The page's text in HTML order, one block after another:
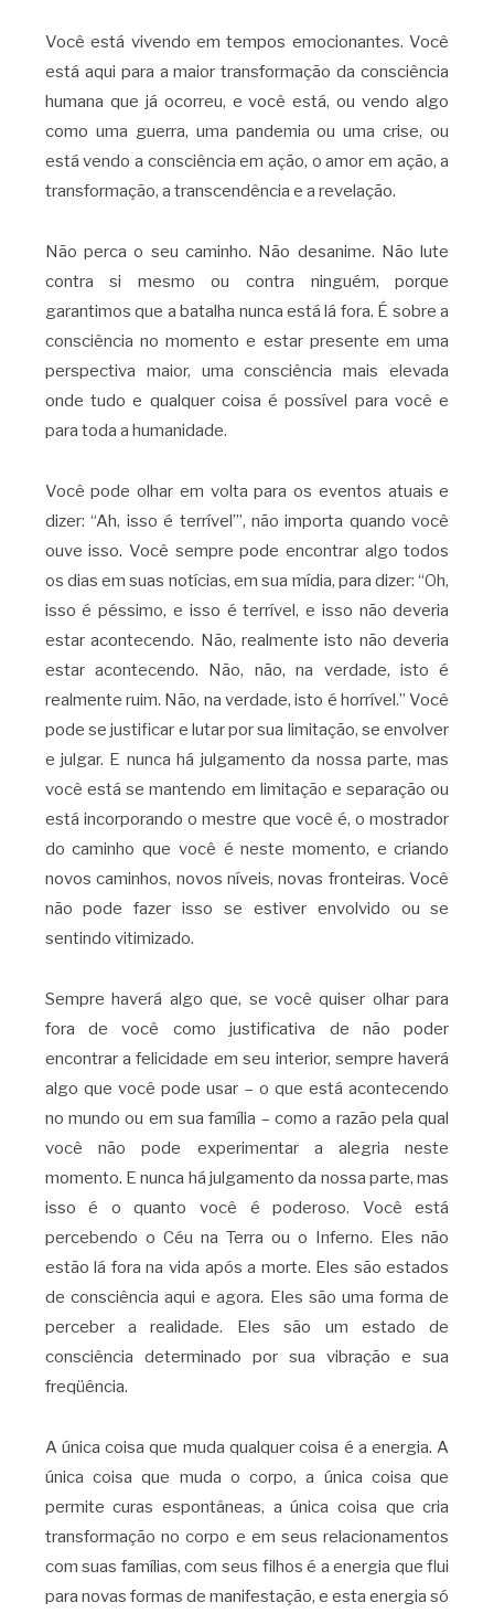
Você está vivendo em tempos emocionantes. Você
está aqui para a maior transformação da consciência
humana que já ocorreu, e você está, ou vendo algo
como uma guerra, uma pandemia ou uma crise, ou
está vendo a consciência em ação, o amor em ação, a
transformação, a transcendência e a revelação.
Não perca o seu caminho. Não desanime. Não lute
contra si mesmo ou contra ninguém, porque
garantimos que a batalha nunca está lá fora. É sobre a
consciência no momento e estar presente em uma
perspectiva maior, uma consciência mais elevada
onde tudo e qualquer coisa é possível para você e
para toda a humanidade.
Você pode olhar em volta para os eventos atuais e
dizer: “Ah, isso é terrível”’, não importa quando você
ouve isso. Você sempre pode encontrar algo todos
os dias em suas notícias, em sua mídia, para dizer: “Oh,
isso é péssimo, e isso é terrível, e isso não deveria
estar acontecendo. Não, realmente isto não deveria
estar acontecendo. Não, não, na verdade, isto é
realmente ruim. Não, na verdade, isto é horrível.” Você
pode se justificar e lutar por sua limitação, se envolver
e julgar. E nunca há julgamento da nossa parte, mas
você está se mantendo em limitação e separação ou
está incorporando o mestre que você é, o mostrador
do caminho que você é neste momento, e criando
novos caminhos, novos níveis, novas fronteiras. Você
não pode fazer isso se estiver envolvido ou se
sentindo vitimizado.
Sempre haverá algo que, se você quiser olhar para
fora de você como justificativa de não poder
encontrar a felicidade em seu interior, sempre haverá
algo que você pode usar – o que está acontecendo
no mundo ou em sua família – como a razão pela qual
você não pode experimentar a alegria neste
momento. E nunca há julgamento da nossa parte, mas
isso é o quanto você é poderoso. Você está
percebendo o Céu na Terra ou o Inferno. Eles não
estão lá fora na vida após a morte. Eles são estados
de consciência aqui e agora. Eles são uma forma de
perceber a realidade. Eles são um estado de
consciência determinado por sua vibração e sua
freqüência.
A única coisa que muda qualquer coisa é a energia. A
única coisa que muda o corpo, a única coisa que
permite curas espontâneas, a única coisa que cria
transformação no corpo e em seus relacionamentos
com suas famílias, com seus filhos é a energia que flui
para novas formas de manifestação, e esta energia só